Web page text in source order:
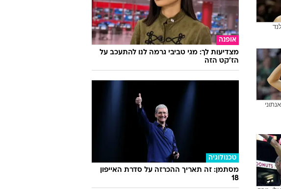
אופנה
מצדיעות לך: מגי טביבי גרמה לנו להתעכב על
הז'קט הזה
טכנולוגיה
מסתמן: זה תאריך ההכרזה על סדרת האייפון
18